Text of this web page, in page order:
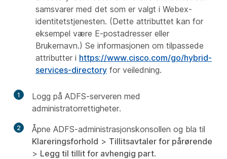
samsvarer med det som er valgt i Webex-
identitetstjenesten. (Dette attributtet kan for
eksempel være E-postadresser eller
Brukernavn.) Se informasjonen om tilpassede
attributter i https://www.cisco.com/go/hybrid-
services-directory for veiledning.
1
Logg på ADFS-serveren med
administratorrettigheter.
2
Åpne ADFS-administrasjonskonsollen og bla til
Klareringsforhold > Tillitsavtaler for pårørende
> Legg til tillit for avhengig part.